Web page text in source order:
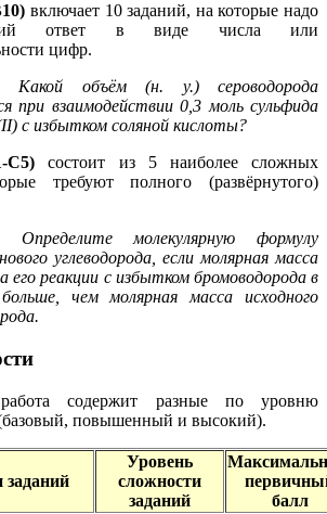
включает 10 заданий, на которые надо
ответ в виде числа или
цифр.
Какой объём (н. у.) сероводорода
при взаимодействии 0,3 моль сульфида
с избытком соляной кислоты?
С5) состоит из 5 наиболее сложных
требуют полного (развёрнутого)
Определите молекулярную формулу
углеводорода, если молярная масса
его реакции с избытком бромоводорода в
чем молярная масса исходного
работа содержит разные по уровню
повышенный и высокий).
заданий
Уровень
сложности
заданий
балл